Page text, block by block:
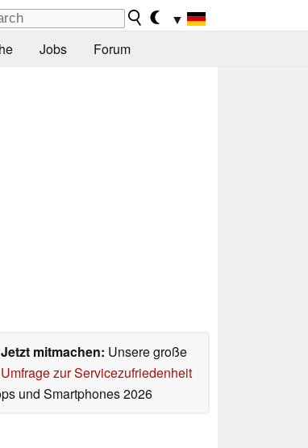
▼
Jobs Forum
Jetzt mitmachen: Unsere große
Umfrage zur Servicezufriedenheit
und Smartphones 2026